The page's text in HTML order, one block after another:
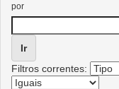
por
Filtros correntes: